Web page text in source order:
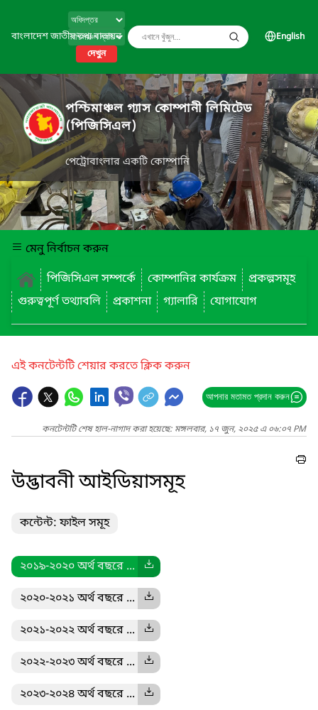
বাংলাদেশ জাতীয় তথ্য বাতায়ন
দেখুন
English
পশ্চিমাঞ্চল গ্যাস কোম্পানী লিমিটেড
(পিজিসিএল)
পেট্রোবাংলার একটি কোম্পানি
মেনু নির্বাচন করুন
পিজিসিএল সম্পর্কে
কোম্পানির কার্যক্রম
প্রকল্পসমূহ
গুরুত্বপূর্ণ তথ্যাবলি
প্রকাশনা গ্যালারি যোগাযোগ
এই কনটেন্টটি শেয়ার করতে ক্লিক করুন
আপনার মতামত প্রদান করুন
কনটেন্টটি শেষ হাল-নাগাদ করা হয়েছে: মঙ্গলবার, ১৭ জুন, ২০২৫ এ ০৬:০৭ PM
উদ্ভাবনী আইডিয়াসমূহ
কন্টেন্ট: ফাইল সমূহ
২০১৯-২০২০ অর্থ বছরে ...
২০২০-২০২১ অর্থ বছরে ...
২০২১-২০২২ অর্থ বছরে ...
২০২২-২০২৩ অর্থ বছরে ...
২০২৩-২০২৪ অর্থ বছরে ...